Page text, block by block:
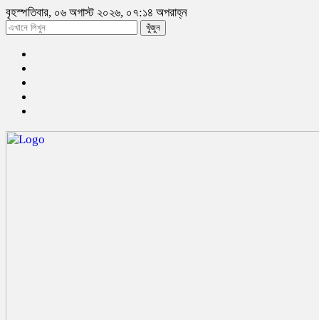
বৃহস্পতিবার, ০৬ অগাস্ট ২০২৬, ০৭:১৪ অপরাহ্ন
খুঁজুন